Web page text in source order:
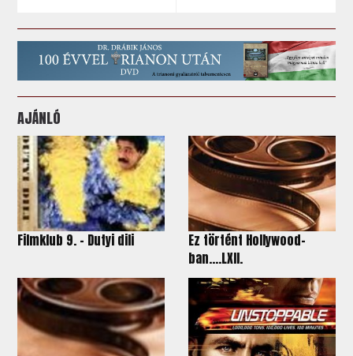
AJÁNLÓ
Filmklub 9. - Dutyi dili
Ez történt Hollywood-
ban….LXII.